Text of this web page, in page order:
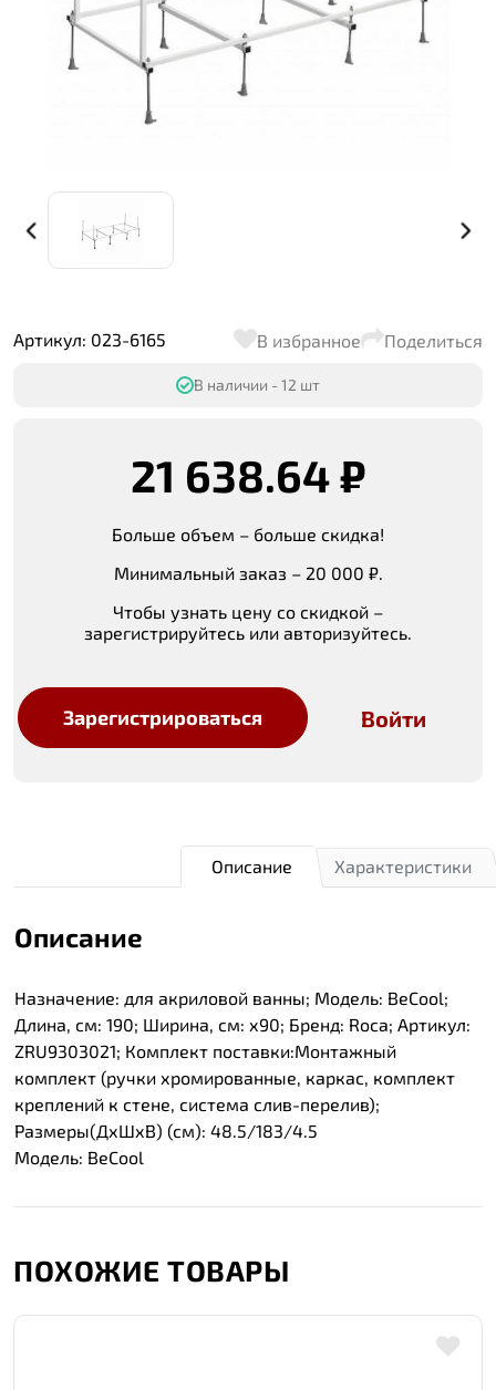
Артикул: 023-6165 В избранное Поделиться
В наличии - 12 шт
21 638.64 ₽
Больше объем – больше скидка!
Минимальный заказ – 20 000 ₽.
Чтобы узнать цену со скидкой –
зарегистрируйтесь или авторизуйтесь.
Зарегистрироваться Войти
Характеристики
Описание
Описание
Назначение: для акриловой ванны; Модель: BeCool;
Длина, см: 190; Ширина, см: х90; Бренд: Roca; Артикул:
ZRU9303021; Комплект поставки:Монтажный
комплект (ручки хромированные, каркас, комплект
креплений к стене, система слив-перелив);
Размеры(ДхШхВ) (см): 48.5/183/4.5
Модель: BeCool
ПОХОЖИЕ ТОВАРЫ